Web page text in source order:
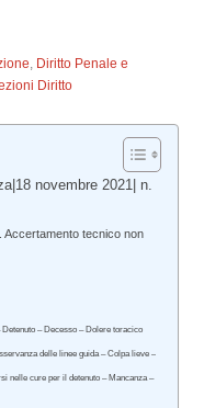
, Diritto Penale e
Diritto
novembre 2021| n.
Accertamento tecnico non
– Decesso – Dolere toracico
delle linee guida – Colpa lieve –
nelle cure per il detenuto – Mancanza –